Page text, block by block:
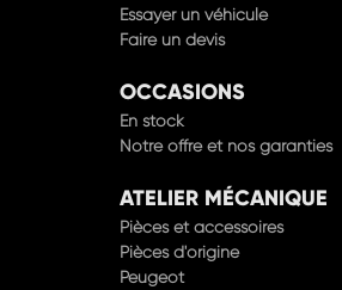
Essayer un véhicule
Faire un devis
OCCASIONS
En stock
Notre offre et nos garanties
ATELIER MÉCANIQUE
Pièces et accessoires
Pièces d'origine
Peugeot